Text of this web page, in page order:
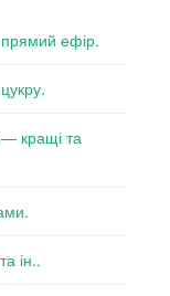
прямий ефір.
кращі та
ін..